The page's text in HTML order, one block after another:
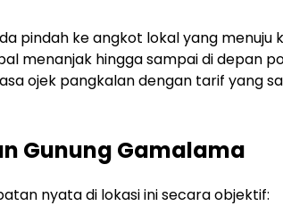
pindah ke angkot lokal yang menuju
menanjak hingga sampai di depan
ojek pangkalan dengan tarif yang
Gunung Gamalama
nyata di lokasi ini secara objektif: